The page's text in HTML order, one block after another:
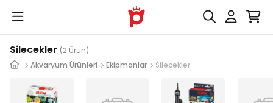
Silecekler (2 Ürün)
Akvaryum Ürünleri
Ekipmanlar Silecekler